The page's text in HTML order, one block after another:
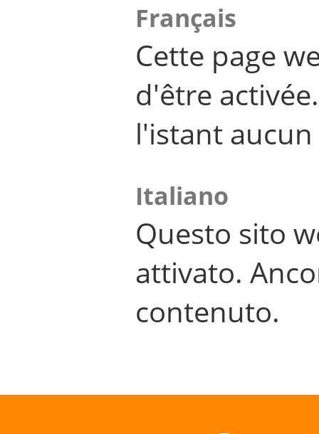
Français
Cette page
d'être
l'istant
Italiano
Questo sito
attivato.
contenuto.